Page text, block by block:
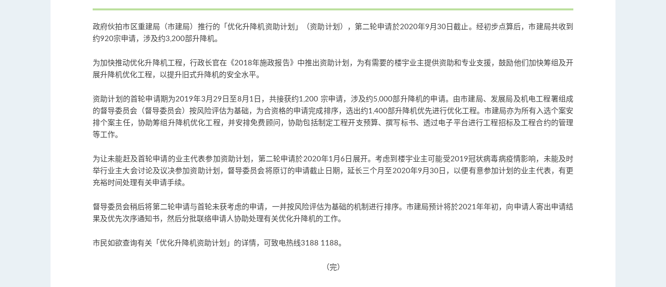
政府伙拍市区重建局（市建局）推行的「优化升降机资助计划」（资助计划），第二轮申请於2020年9月30日截止。经初步点算后，市建局共收到
约920宗申请，涉及约3,200部升降机。
为加快推动优化升降机工程，行政长官在《2018年施政报告》中推出资助计划，为有需要的楼宇业主提供资助和专业支援，鼓励他们加快筹组及开
展升降机优化工程，以提升旧式升降机的安全水平。
资助计划的首轮申请期为2019年3月29日至8月1日，共接获约1,200 宗申请，涉及约5,000部升降机的申请。由市建局、发展局及机电工程署组成
的督导委员会（督导委员会）按风险评估为基础，为合资格的申请完成排序，选出约1,400部升降机优先进行优化工程。市建局亦为所有入选个案安
排个案主任，协助筹组升降机优化工程，并安排免费顾问，协助包括制定工程开支预算、撰写标书、透过电子平台进行工程招标及工程合约的管理
等工作。
为让未能赶及首轮申请的业主代表参加资助计划，第二轮申请於2020年1月6日展开。考虑到楼宇业主可能受2019冠状病毒病疫情影响，未能及时
举行业主大会讨论及议决参加资助计划，督导委员会将原订的申请截止日期，延长三个月至2020年9月30日，以便有意参加计划的业主代表，有更
充裕时间处理有关申请手续。
督导委员会稍后将第二轮申请与首轮未获考虑的申请，一并按风险评估为基础的机制进行排序。市建局预计将於2021年年初，向申请人寄出申请结
果及优先次序通知书，然后分批联络申请人协助处理有关优化升降机的工作。
市民如欲查询有关「优化升降机资助计划」的详情，可致电热线3188 1188。
（完）